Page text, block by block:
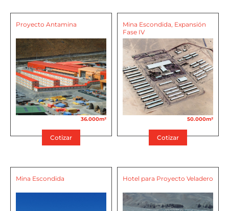
Proyecto Antamina
36.000m²
Cotizar
Mina Escondida, Expansión
Fase IV
50.000m²
Cotizar
Mina Escondida Hotel para Proyecto Veladero